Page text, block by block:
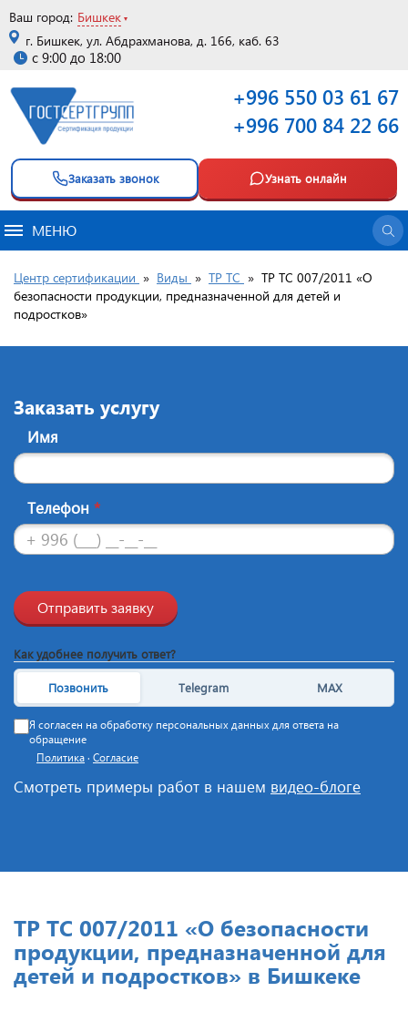
Ваш город: Бишкек
г. Бишкек, ул. Абдрахманова, д. 166, каб. 63
с 9:00 до 18:00
+996 550 03 61 67
+996 700 84 22 66
Заказать звонок Узнать онлайн
МЕНЮ
Центр сертификации » Виды » ТР ТС » ТР ТС 007/2011 «О
безопасности продукции, предназначенной для детей и
подростков»
Заказать услугу
Имя
Телефон *
Отправить заявку
Как удобнее получить ответ?
Позвонить Telegram MAX
Я согласен на обработку персональных данных для ответа на
обращение
Политика · Согласие
Смотреть примеры работ в нашем видео-блоге
ТР ТС 007/2011 «О безопасности
продукции, предназначенной для
детей и подростков» в Бишкеке